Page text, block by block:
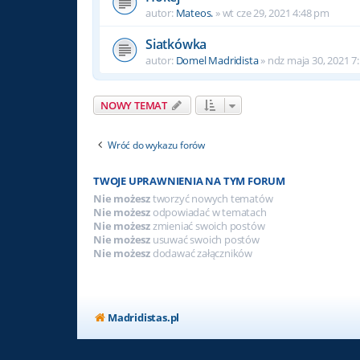
autor: Mateos. »wt cze 29, 2021 4:48 pm
Siatkówka
autor: Domel Madridista» ndz maja 30, 2021
NOWY TEMAT
Wróć do wykazu forów
TWOJE UPRAWNIENIA NA TYM FORUM
Nie możesztworzyć nowych tematów
Nie możesz odpowiadać w tematach
Nie możeszzmieniać swoich postów
Nie możesz usuwać swoich postów
Nie możesz dodawać załączników
Madridistas.pl